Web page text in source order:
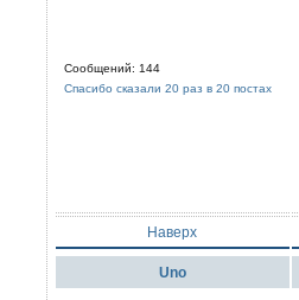
Сообщений: 144
Спасибо сказали 20 раз в 20 постах
Наверх
Uno